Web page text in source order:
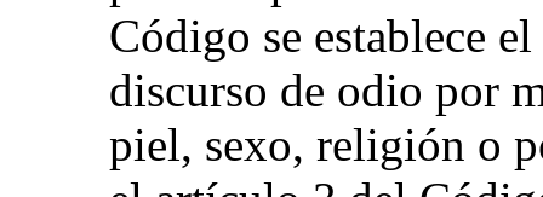
Código se establece
discurso de odio por
piel, sexo, religión o